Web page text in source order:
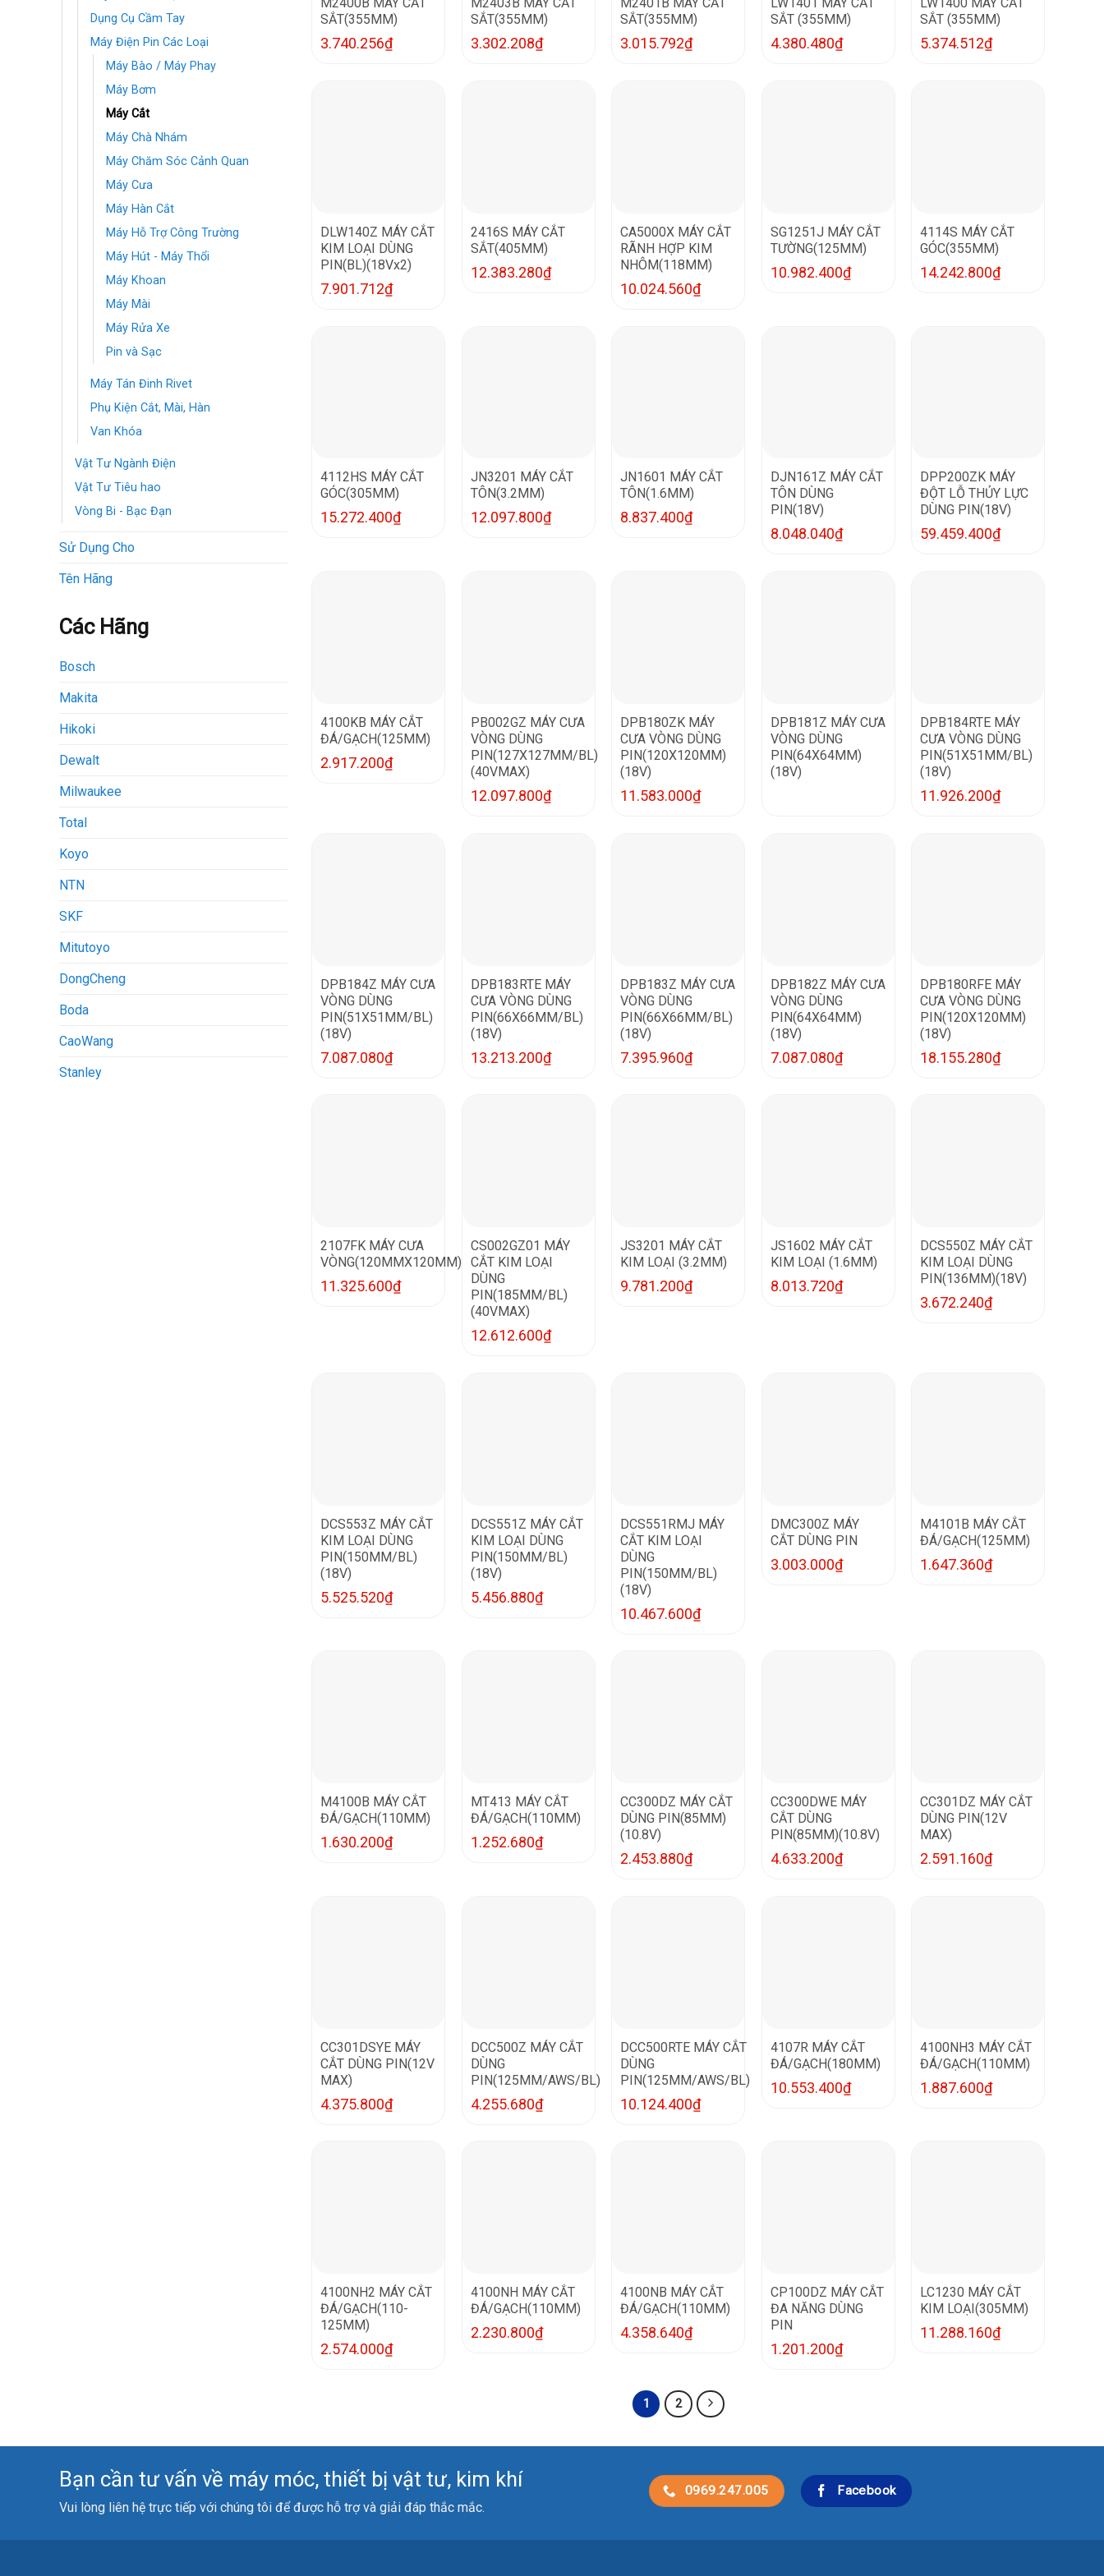
Dụng Cụ Cầm Tay
Máy Điện Pin Các Loại
Máy Bào / Máy Phay
Máy Bơm
Máy Cắt
Máy Chà Nhám
Máy Chăm Sóc Cảnh Quan
Máy Cưa
Máy Hàn Cắt
Máy Hỗ Trợ Công Trường
Máy Hút - Máy Thổi
Máy Khoan
Máy Mài
Máy Rửa Xe
Pin và Sạc
Máy Tán Đinh Rivet
Phụ Kiện Cắt, Mài, Hàn
Van Khóa
Vật Tư Ngành Điện
Vật Tư Tiêu hao
Vòng Bi - Bạc Đạn
Sử Dụng Cho
Tên Hãng
Các Hãng
Bosch
Makita
Hikoki
Dewalt
Milwaukee
Total
Koyo
NTN
SKF
Mitutoyo
DongCheng
Boda
CaoWang
Stanley
M2400B MÁY CẮT
SẮT(355MM)
3.740.256₫
M2403B MÁY CẮT
SẮT(355MM)
3.302.208₫
M2401B MÁY CẮT
SẮT(355MM)
3.015.792₫
LW1401 MÁY CẮT
SẮT (355MM)
4.380.480₫
LW1400 MÁY CẮT
SẮT (355MM)
5.374.512₫
DLW140Z MÁY CẮT
KIM LOẠI DÙNG
PIN(BL)(18Vx2)
7.901.712₫
2416S MÁY CẮT
SẮT(405MM)
12.383.280₫
CA5000X MÁY CẮT
RÃNH HỢP KIM
NHÔM(118MM)
10.024.560₫
SG1251J MÁY CẮT
TƯỜNG(125MM)
10.982.400₫
4114S MÁY CẮT
GÓC(355MM)
14.242.800₫
4112HS MÁY CẮT
GÓC(305MM)
15.272.400₫
JN3201 MÁY CẮT
TÔN(3.2MM)
12.097.800₫
JN1601 MÁY CẮT
TÔN(1.6MM)
8.837.400₫
DJN161Z MÁY CẮT
TÔN DÙNG
PIN(18V)
8.048.040₫
DPP200ZK MÁY
ĐỘT LỖ THỦY LỰC
DÙNG PIN(18V)
59.459.400₫
4100KB MÁY CẮT
ĐÁ/GẠCH(125MM)
2.917.200₫
PB002GZ MÁY CƯA
VÒNG DÙNG
PIN(127X127MM/BL)
(40VMAX)
12.097.800₫
DPB180ZK MÁY
CƯA VÒNG DÙNG
PIN(120X120MM)
(18V)
11.583.000₫
DPB181Z MÁY CƯA
VÒNG DÙNG
PIN(64X64MM)
(18V)
DPB184RTE MÁY
CƯA VÒNG DÙNG
PIN(51X51MM/BL)
(18V)
11.926.200₫
DPB184Z MÁY CƯA
VÒNG DÙNG
PIN(51X51MM/BL)
(18V)
7.087.080₫
DPB183RTE MÁY
CƯA VÒNG DÙNG
PIN(66X66MM/BL)
(18V)
13.213.200₫
DPB183Z MÁY CƯA
VÒNG DÙNG
PIN(66X66MM/BL)
(18V)
7.395.960₫
DPB182Z MÁY CƯA
VÒNG DÙNG
PIN(64X64MM)
(18V)
7.087.080₫
DPB180RFE MÁY
CƯA VÒNG DÙNG
PIN(120X120MM)
(18V)
18.155.280₫
2107FK MÁY CƯA
VÒNG(120MMX120MM)
11.325.600₫
CS002GZ01 MÁY
CẮT KIM LOẠI
DÙNG
PIN(185MM/BL)
(40VMAX)
12.612.600₫
JS3201 MÁY CẮT
KIM LOẠI (3.2MM)
9.781.200₫
JS1602 MÁY CẮT
KIM LOẠI (1.6MM)
8.013.720₫
DCS550Z MÁY CẮT
KIM LOẠI DÙNG
PIN(136MM)(18V)
3.672.240₫
DCS553Z MÁY CẮT
KIM LOẠI DÙNG
PIN(150MM/BL)
(18V)
5.525.520₫
DCS551Z MÁY CẮT
KIM LOẠI DÙNG
PIN(150MM/BL)
(18V)
5.456.880₫
DCS551RMJ MÁY
CẮT KIM LOẠI
DÙNG
PIN(150MM/BL)
(18V)
10.467.600₫
DMC300Z MÁY
CẮT DÙNG PIN
3.003.000₫
M4101B MÁY CẮT
ĐÁ/GẠCH(125MM)
1.647.360₫
M4100B MÁY CẮT
ĐÁ/GẠCH(110MM)
1.630.200₫
MT413 MÁY CẮT
ĐÁ/GẠCH(110MM)
1.252.680₫
CC300DZ MÁY CẮT
DÙNG PIN(85MM)
(10.8V)
2.453.880₫
CC300DWE MÁY
CẮT DÙNG
PIN(85MM)(10.8V)
4.633.200₫
CC301DZ MÁY CẮT
DÙNG PIN(12V
MAX)
2.591.160₫
CC301DSYE MÁY
CẮT DÙNG PIN(12V
MAX)
4.375.800₫
DCC500Z MÁY CẮT
DÙNG
PIN(125MM/AWS/BL)
4.255.680₫
DCC500RTE MÁY CẮT
DÙNG
PIN(125MM/AWS/BL)
10.124.400₫
4107R MÁY CẮT
ĐÁ/GẠCH(180MM)
10.553.400₫
4100NH3 MÁY CẮT
ĐÁ/GẠCH(110MM)
1.887.600₫
4100NH2 MÁY CẮT
ĐÁ/GẠCH(110-
125MM)
2.574.000₫
4100NH MÁY CẮT
ĐÁ/GẠCH(110MM)
2.230.800₫
4100NB MÁY CẮT
ĐÁ/GẠCH(110MM)
4.358.640₫
CP100DZ MÁY CẮT
ĐA NĂNG DÙNG
PIN
1.201.200₫
LC1230 MÁY CẮT
KIM LOẠI(305MM)
11.288.160₫
1 2
Bạn cần tư vấn về máy móc, thiết bị vật tư, kim khí
Vui lòng liên hệ trực tiếp với chúng tôi để được hỗ trợ và giải đáp thắc mắc.
0969.247.005 Facebook